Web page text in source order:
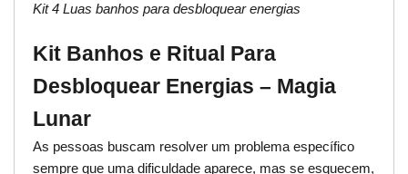
Kit 4 Luas banhos para desbloquear energias
Kit Banhos e Ritual Para
Desbloquear Energias – Magia
Lunar
As pessoas buscam resolver um problema específico
sempre que uma dificuldade aparece, mas se esquecem,